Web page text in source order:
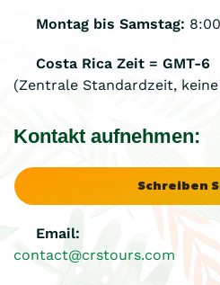
Montag bis Samstag:
Costa Rica Zeit = GMT-6
(Zentrale Standardzeit,
Kontakt aufnehmen:
Schreiben
Email:
contact@crstours.com